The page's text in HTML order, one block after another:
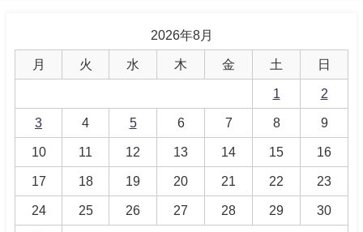
2026年8月
月 火 水 木 金 土 日
1 2
3 4 5 6 7 8 9
10 11 12 13 14 15 16
17 18 19 20 21 22 23
24 25 26 27 28 29 30